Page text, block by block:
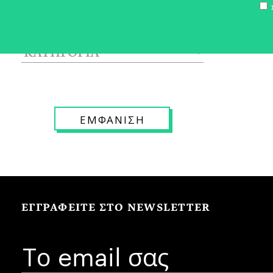
ΕΓΓΡΑΦΕΙΤΕ ΣΤΟ NEWSLETTER